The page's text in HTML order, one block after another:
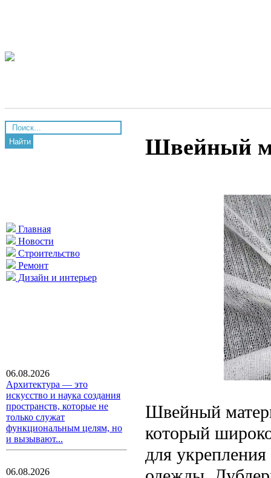
Найти
Главная
Новости
Строительство
Ремонт
Дизайн и интерьер
06.08.2026
Архитектура — это
искусство и наука создания
пространств, которые не
только служат
функциональным целям, но
и вызывают...
06.08.2026
Швейный
Швейный
который
для